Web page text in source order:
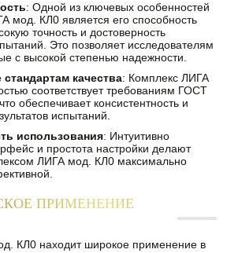
: Одной из ключевых особенностей
мод. КЛ0 является его способность
точность и достоверность
Это позволяет исследователям
с высокой степенью надежности.
качества: Комплекс ЛИГА
соответствует требованиям ГОСТ
обеспечивает консистентность и
испытаний.
использования: Интуитивно
и простота настройки делают
ЛИГА мод. КЛ0 максимально
ПРИМЕНЕНИЕ
КЛ0 находит широкое применение в